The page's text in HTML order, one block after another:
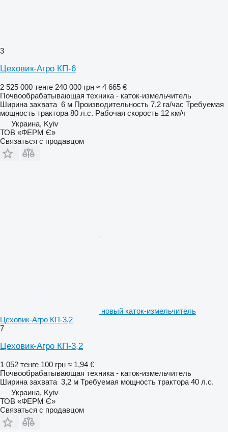
3
Цеховик-Агро КП-6
2 525 000 тенге 240 000 грн ≈ 4 665 €
Почвообрабатывающая техника - каток-измельчитель
Ширина захвата 6 м Производительность 7,2 га/час Требуемая
мощность трактора 80 л.с. Рабочая скорость 12 км/ч
Украина, Kyiv
ТОВ «ФЕРМ Є»
Связаться с продавцом
новый каток-измельчитель
Цеховик-Агро КП-3,2
7
Цеховик-Агро КП-3,2
1 052 тенге 100 грн ≈ 1,94 €
Почвообрабатывающая техника - каток-измельчитель
Ширина захвата 3,2 м Требуемая мощность трактора 40 л.с.
Украина, Kyiv
ТОВ «ФЕРМ Є»
Связаться с продавцом